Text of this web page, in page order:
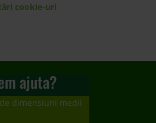
cookie-uri
ajuta?
dimensiuni medii